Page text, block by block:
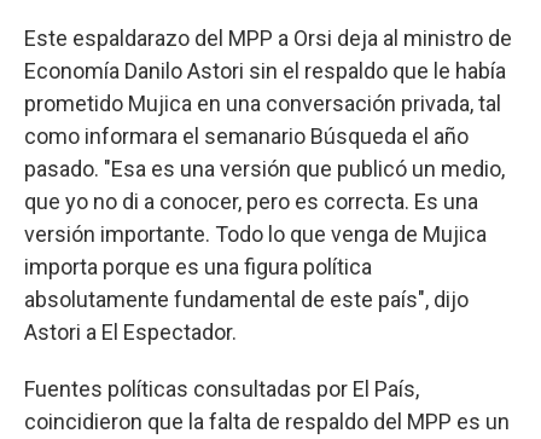
Este espaldarazo del MPP a Orsi deja al ministro de
Economía Danilo Astori sin el respaldo que le había
prometido Mujica en una conversación privada, tal
como informara el semanario Búsqueda el año
pasado. "Esa es una versión que publicó un medio,
que yo no di a conocer, pero es correcta. Es una
versión importante. Todo lo que venga de Mujica
importa porque es una figura política
absolutamente fundamental de este país", dijo
Astori a El Espectador.
Fuentes políticas consultadas por El País,
coincidieron que la falta de respaldo del MPP es un